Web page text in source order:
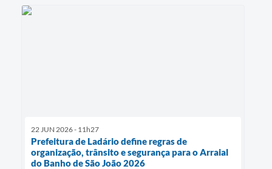
22 JUN 2026 - 11h27
Prefeitura de Ladário define regras de
organização, trânsito e segurança para o Arraial
do Banho de São João 2026